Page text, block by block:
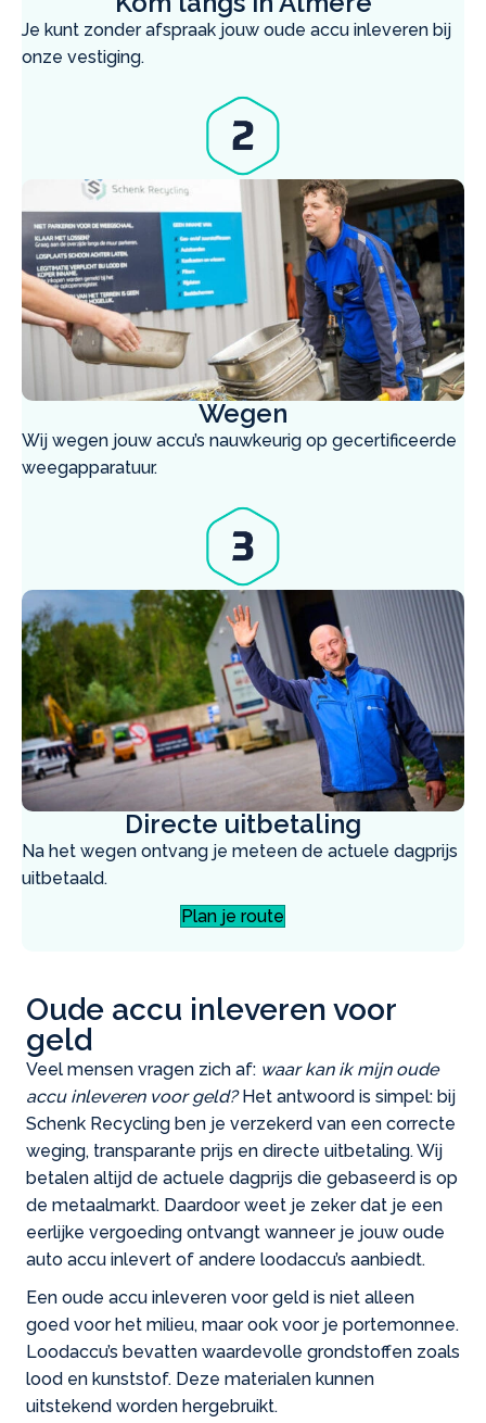
Je kunt zonder afspraak jouw oude accu inleveren bij
onze vestiging.
Wegen
Wij wegen jouw accu’s nauwkeurig op gecertificeerde
weegapparatuur.
Directe uitbetaling
Na het wegen ontvang je meteen de actuele dagprijs
uitbetaald.
Plan je route
Oude accu inleveren voor
geld
Veel mensen vragen zich af: waar kan ik mijn oude
accu inleveren voor geld?Het antwoord is simpel: bij
Schenk Recycling ben je verzekerd van een correcte
weging, transparante prijs en directe uitbetaling. Wij
betalen altijd de actuele dagprijs die gebaseerd is op
de metaalmarkt. Daardoor weet je zeker dat je een
eerlijke vergoeding ontvangt wanneer je jouw oude
auto accu inlevert of andere loodaccu’s aanbiedt.
Een oude accu inleveren voor geld is niet alleen
goed voor het milieu, maar ook voor je portemonnee.
Loodaccu’s bevatten waardevolle grondstoffen zoals
lood en kunststof. Deze materialen kunnen
uitstekend worden hergebruikt.